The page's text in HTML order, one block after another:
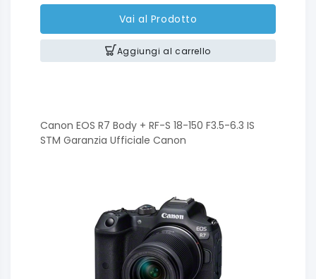
Vai al Prodotto
Aggiungi al carrello
Canon EOS R7 Body + RF-S 18-150 F3.5-6.3 IS
STM Garanzia Ufficiale Canon